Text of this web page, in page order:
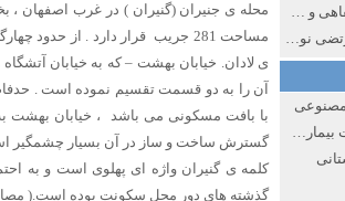
گزارش نقد کتاب تاریخ شفاهی و جایگاه آن در تاریخ نگاری معاصر ایران ۱۳۸۵-۱۳۵۸
جلسه معارفه پروفسور مرتضی نورائی در دپارتمان شرق‌شناسی دانشگاه صوفیا، بلغارستان
مصنوعی
مردان بیمار ایرانی: اهمیت بیماری به عنوان عاملی در تفسیر تاریخ سیاسی ایران جدید
محله ی جنیران (گنیران ) در غرب اصفهان ،
مساحت 281 جریب قرار دارد . از
ی لادان. خیابان بهشت – که به خیابان
آن را به دو قسمت تقسیم نموده است .
با بافت مسکونی می باشد ، خیابان بهشت
گسترش ساخت و ساز در آن بسیار چشمگیر
کلمه ی گنیران واژه ای پهلوی است و به
گذشته های دور محل سکونت بوده است.(